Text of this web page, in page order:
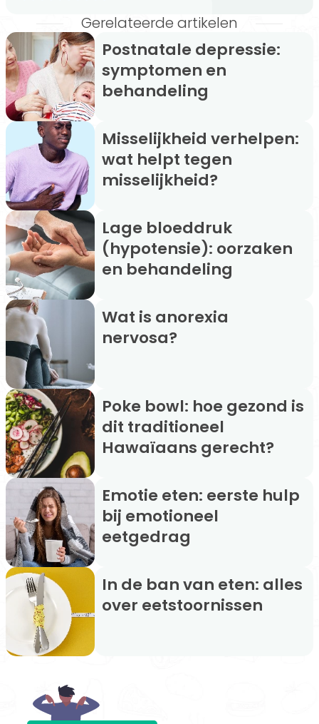
Gerelateerde artikelen
Postnatale depressie:
symptomen en
behandeling
Misselijkheid verhelpen:
wat helpt tegen
misselijkheid?
Lage bloeddruk
(hypotensie): oorzaken
en behandeling
Wat is anorexia
nervosa?
Poke bowl: hoe gezond is
dit traditioneel
Hawaïaans gerecht?
Emotie eten: eerste hulp
bij emotioneel
eetgedrag
In de ban van eten: alles
over eetstoornissen